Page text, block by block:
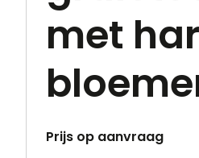
met
Prijs op aanvraag